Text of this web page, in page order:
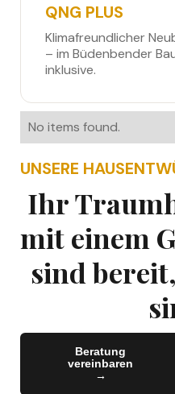
QNG PLUS
Klimafreundlicher
– im Büdenbender
inklusive.
No items found.
UNSERE
Ihr
mit einem
sind
Beratung
vereinbaren
→